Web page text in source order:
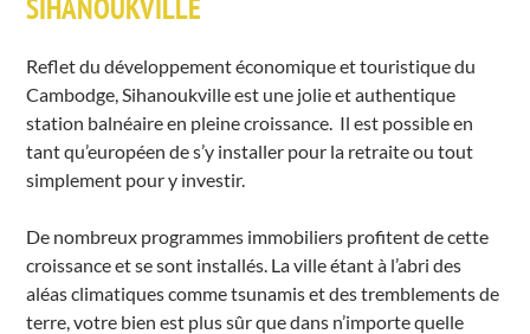
SIHANOUKVILLE
Reflet du développement économique et touristique du
Cambodge, Sihanoukville est une jolie et authentique
station balnéaire en pleine croissance. Il est possible en
tant qu’européen de s’y installer pour la retraite ou tout
simplement pour y investir.
De nombreux programmes immobiliers profitent de cette
croissance et se sont installés. La ville étant à l’abri des
aléas climatiques comme tsunamis et des tremblements de
terre, votre bien est plus sûr que dans n’importe quelle